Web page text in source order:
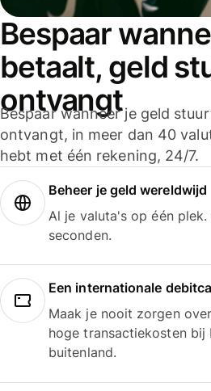
Bespaar
betaalt, geld
ontvangt
Bespaar wanneer je geld
ontvangt, in meer dan 40
hebt met één rekening, 24/7.
Beheer je geld wereldwijd
Al je valuta's op één
seconden.
Een internationale
Maak je nooit zorgen
hoge transactiekosten bij
buitenland.